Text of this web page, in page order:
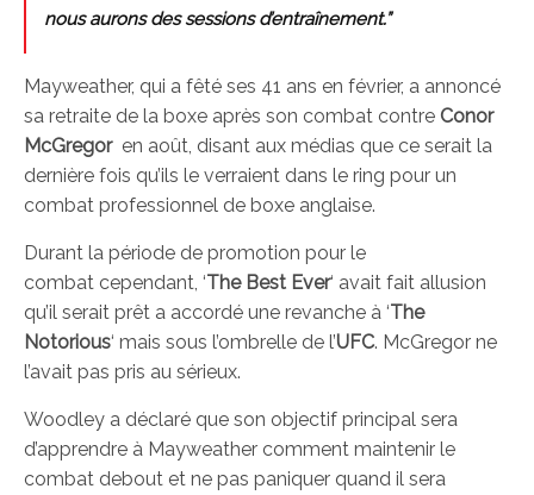
nous aurons des sessions d’entraînement.”
Mayweather, qui a fêté ses 41 ans en février, a annoncé
sa retraite de la boxe après son combat contre Conor
McGregoren août, disant aux médias que ce serait la
dernière fois qu’ils le verraient dans le ring pour un
combat professionnel de boxe anglaise.
Durant la période de promotion pour le
combat cependant, ‘The Best Ever‘ avait fait allusion
qu’il serait prêt a accordé une revanche à ‘The
Notorious‘ mais sous l’ombrelle de l’UFC. McGregor ne
l’avait pas pris au sérieux.
Woodley a déclaré que son objectif principal sera
d’apprendre à Mayweather comment maintenir le
combat debout et ne pas paniquer quand il sera